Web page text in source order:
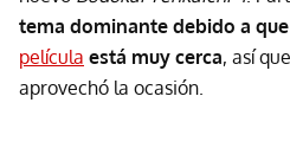
tema dominante debido a
película está muy cerca, así
aprovechó la ocasión.